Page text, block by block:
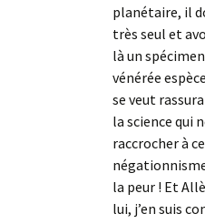
planétaire, il
très seul et
là un
vénérée
se veut
la science qui
raccrocher à
la peur ! Et
lui, j’en suis